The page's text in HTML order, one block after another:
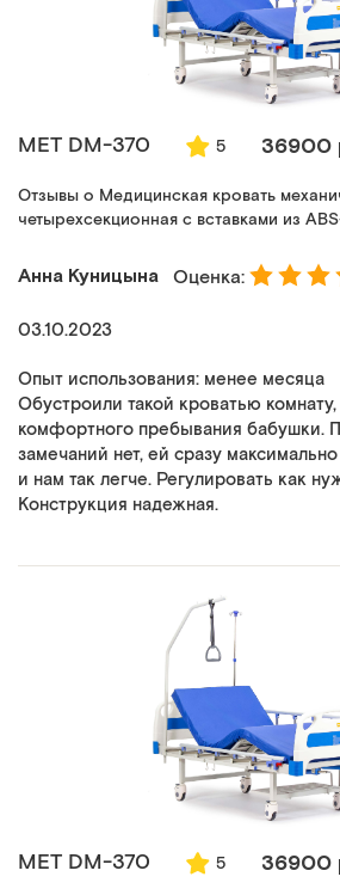
MET DM-370 5 36900
Отзывы о Медицинская кровать
четырехсекционная с вставками из
Анна Куницына Оценка:
03.10.2023
Опыт использования: менее месяца
Обустроили такой кроватью
комфортного пребывания бабушки.
замечаний нет, ей сразу
и нам так легче. Регулировать как
Конструкция надежная.
MET DM-370 5 36900